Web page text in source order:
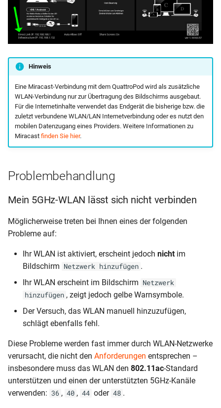
Hinweis
Eine Miracast-Verbindung mit dem QuattroPod wird als zusätzliche
WLAN-Verbindung nur zur Übertragung des Bildschirms ausgebaut.
Für die Internetinhalte verwendet das Endgerät die bisherige bzw. die
zuletzt verbundene WLAN/LAN Internetverbindung oder es nutzt den
mobilen Datenzugang eines Providers. Weitere Informationen zu
Miracast finden Sie hier.
Problembehandlung
Mein 5GHz-WLAN lässt sich nicht verbinden
Möglicherweise treten bei Ihnen eines der folgenden
Probleme auf:
Ihr WLAN ist aktiviert, erscheint jedoch nicht im
Bildschirm Netzwerk hinzufügen .
Ihr WLAN erscheint im Bildschirm Netzwerk
hinzufügen , zeigt jedoch gelbe Warnsymbole.
Der Versuch, das WLAN manuell hinzuzufügen,
schlägt ebenfalls fehl.
Diese Probleme werden fast immer durch WLAN-Netzwerke
verursacht, die nicht den Anforderungen entsprechen –
insbesondere muss das WLAN den 802.11ac-Standard
unterstützen und einen der unterstützten 5GHz-Kanäle
verwenden: 36 , 40 , 44 oder 48 .